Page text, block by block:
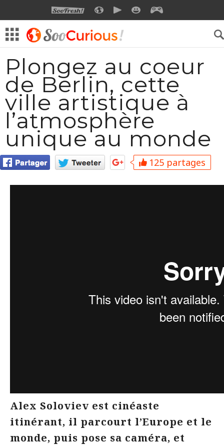
SOOFRESHSOOCURIOUSSOOMOTION
SOOSMILE
Plongez au coeur
de Berlin, cette
ville artistique à
l’atmosphère
unique au monde
125 partages
Alex Soloviev est cinéaste
itinérant, il parcourt l’Europe et le
monde, puis pose sa caméra, et